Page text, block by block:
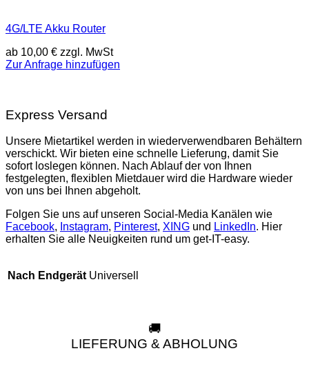
4G/LTE Akku Router
ab 10,00 € zzgl. MwSt
Zur Anfrage hinzufügen
Express Versand
Unsere Mietartikel werden in wiederverwendbaren Behältern
verschickt. Wir bieten eine schnelle Lieferung, damit Sie
sofort loslegen können. Nach Ablauf der von Ihnen
festgelegten, flexiblen Mietdauer wird die Hardware wieder
von uns bei Ihnen abgeholt.
Folgen Sie uns auf unseren Social-Media Kanälen wie
Facebook, Instagram, Pinterest, XING und LinkedIn. Hier
erhalten Sie alle Neuigkeiten rund um get-IT-easy.
Nach Endgerät Universell
🚚
LIEFERUNG & ABHOLUNG